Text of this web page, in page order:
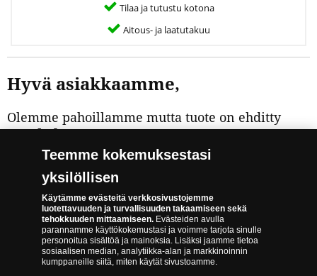
Tilaa ja tutustu kotona
Aitous- ja laatutakuu
Hyvä asiakkaamme,
Olemme pahoillamme mutta tuote on ehditty
myydä loppuun.
Mikäli haluat lisätietoja, ota yhteys
yhteystiedot ja lisää mielenkiintoisia tuotteita
löydät täältä:
KATSO MUITA TARJOUKSIAMME
WWW.SUOMENMONETA.FI
Teemme kokemuksestasi
yksilöllisen
Käytämme evästeitä verkkosivustojemme
luotettavuuden ja turvallisuuden takaamiseen sekä
tehokkuuden mittaamiseen.Evästeiden avulla
parannamme käyttökokemustasi ja voimme tarjota sinulle
personoitua sisältöä ja mainoksia. Lisäksi jaamme tietoa
sosiaalisen median, analytiikka-alan ja markkinoinnin
kumppaneille siitä, miten käytät sivustoamme.